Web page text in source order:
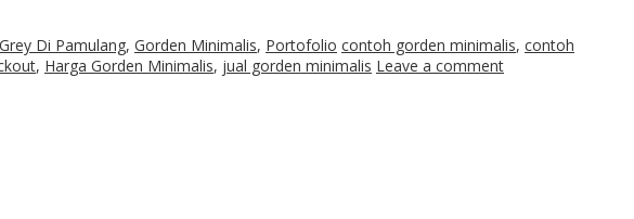
Di Pamulang, Gorden Minimalis, Portofolio contoh gorden minimalis, contoh
, Harga Gorden Minimalis, jual gorden minimalis Leave a comment